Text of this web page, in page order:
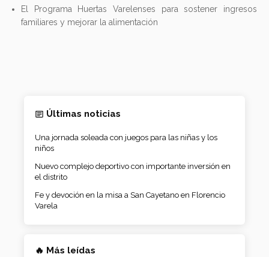
El Programa Huertas Varelenses para sostener ingresos
familiares y mejorar la alimentación
Últimas noticias
Una jornada soleada con juegos para las niñas y los
niños
Nuevo complejo deportivo con importante inversión en
el distrito
Fe y devoción en la misa a San Cayetano en Florencio
Varela
🔥 Más leídas